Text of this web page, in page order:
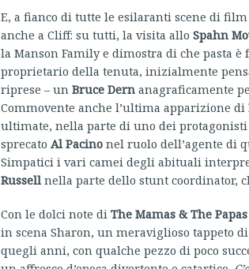
E, a fianco di tutte le esilaranti scene di
anche a Cliff: su tutti, la visita allo Spahn
la Manson Family e dimostra di che pasta è
proprietario della tenuta, inizialmente
riprese – un Bruce Dernanagraficamente
Commovente anche l’ultima apparizione di
ultimate, nella parte di uno dei
sprecato Al Pacinonel ruolo dell’agente di
Simpatici i vari camei degli abituali
Russellnella parte dello stunt coordinator,
Con le dolci note di The Mamas & The Papas
in scena Sharon, un meraviglioso tappeto
quegli anni, con qualche pezzo di poco